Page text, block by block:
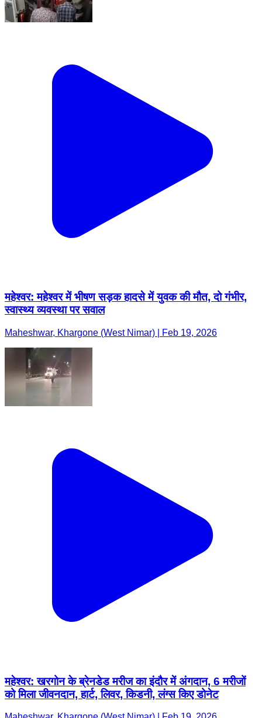
महेश्वर: महेश्वर में भीषण सड़क हादसे में युवक की मौत, दो गंभीर,
स्वास्थ्य व्यवस्था पर सवाल
Maheshwar, Khargone (West Nimar) | Feb 19, 2026
महेश्वर: खरगोन के ब्रेनडेड मरीज का इंदौर में अंगदान, 6 मरीजों
को मिला जीवनदान, हार्ट, लिवर, किडनी, लंग्स किए डोनेट